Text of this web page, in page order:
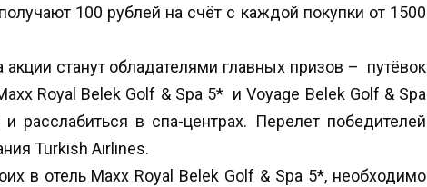
100 рублей на счёт с каждой покупки от 1500
станут обладателями главных призов – путёвок
Royal Belek Golf & Spa 5* и Voyage Belek Golf & Spa
расслабиться в спа-центрах. Перелет победителей
Turkish Airlines.
в отель Maxx Royal Belek Golf & Spa 5*, необходимо